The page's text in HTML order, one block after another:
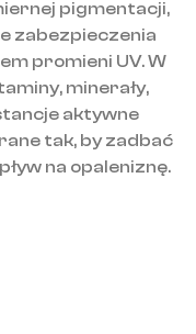
pigmentacji,
zabezpieczenia
promieni UV. W
minerały,
aktywne
tak, by zadbać
na opaleniznę.